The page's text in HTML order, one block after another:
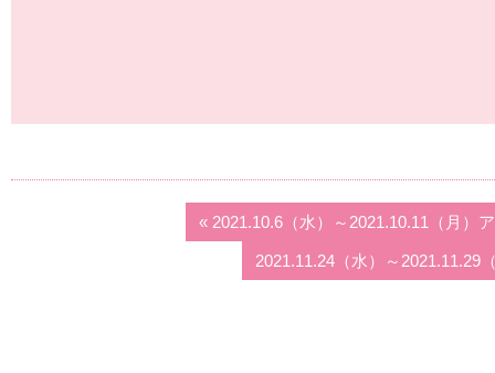
« 2021.10.6（水）～2021.10.11（月）
2021.11.24（水）～2021.11.29